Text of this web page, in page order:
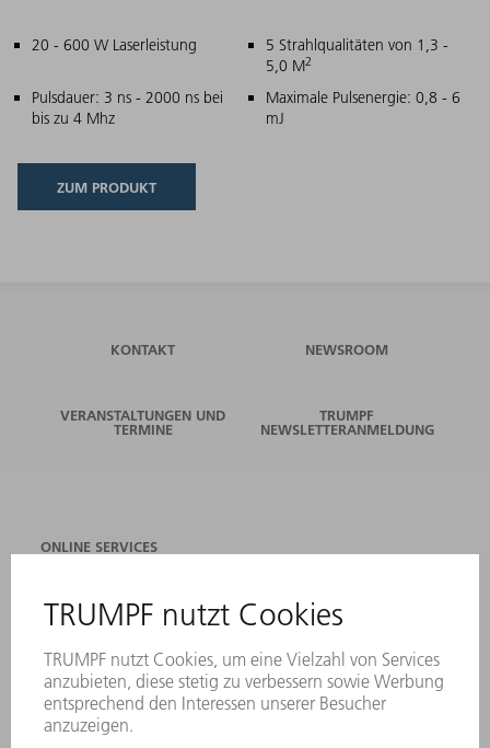
Hauptmerkmale
20 - 600 W Laserleistung
5 Strahlqualitäten von 1,3 -
5,0 M2
Pulsdauer: 3 ns - 2000 ns bei
bis zu 4 Mhz
Maximale Pulsenergie: 0,8 - 6
mJ
ZUM PRODUKT
KONTAKT NEWSROOM
VERANSTALTUNGEN UND
TERMINE
TRUMPF
NEWSLETTERANMELDUNG
ONLINE SERVICES
STANDORTE
NEWSLETTER-ANMELDUNG
MYTRUMPF
SICHERHEITSDATENBLÄTTER
PRODUKTE